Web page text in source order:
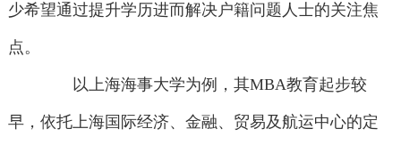
少希望通过提升学历进而解决户籍问题人士的关注焦
点。
以上海海事大学为例，其MBA教育起步较
早，依托上海国际经济、金融、贸易及航运中心的定